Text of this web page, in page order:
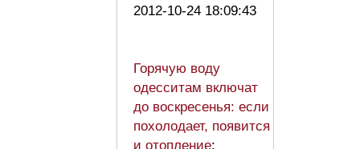
2012-10-24 18:09:43
Горячую воду
одесситам включат
до воскресенья: если
похолодает, появится
и отопление: